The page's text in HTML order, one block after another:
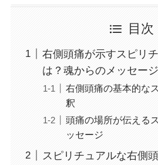
目次
右側頭痛が示すスピリ
は？魂からのメッセー
右側頭痛の基本的な
釈
頭痛の場所が伝える
ッセージ
スピリチュアルな右側